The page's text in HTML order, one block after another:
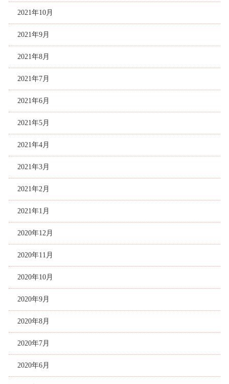
2021年10月
2021年9月
2021年8月
2021年7月
2021年6月
2021年5月
2021年4月
2021年3月
2021年2月
2021年1月
2020年12月
2020年11月
2020年10月
2020年9月
2020年8月
2020年7月
2020年6月